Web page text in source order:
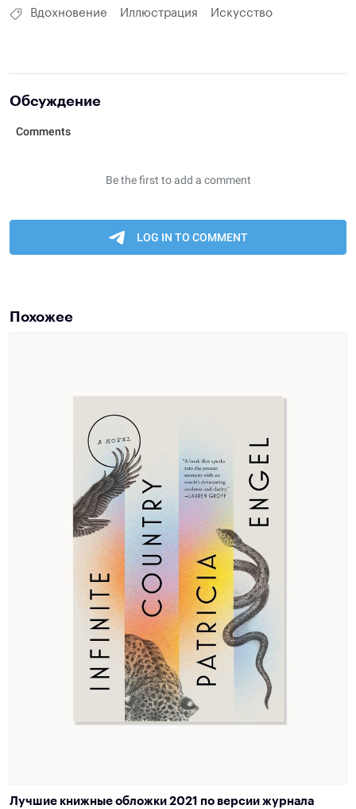
Вдохновение Иллюстрация Искусство
Обсуждение
Похожее
Лучшие книжные обложки 2021 по версии журнала